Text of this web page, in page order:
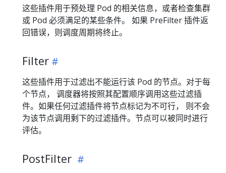
这些插件用于预处理 Pod 的相关信息，或者检查集群
或 Pod 必须满足的某些条件。 如果 PreFilter 插件返
回错误，则调度周期将终止。
Filter
这些插件用于过滤出不能运行该 Pod 的节点。对于每
个节点， 调度器将按照其配置顺序调用这些过滤插
件。如果任何过滤插件将节点标记为不可行， 则不会
为该节点调用剩下的过滤插件。节点可以被同时进行
评估。
PostFilter